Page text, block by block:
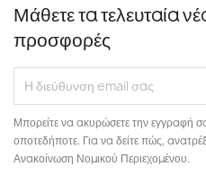
Μάθετε τα τελευταία
προσφορές
Μπορείτε να ακυρώσετε την εγγραφή
οποτεδήποτε. Για να δείτε πώς,
Ανακοίνωση Νομικού Περιεχομένου.